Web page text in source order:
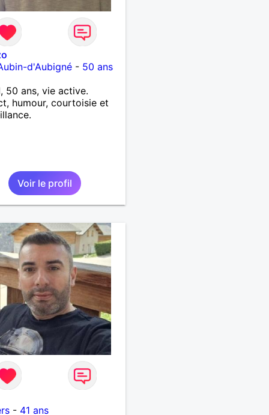
d'Aubigné - 50 ans
50 ans, vie active.
humour, courtoisie et
Voir le profil
- 41 ans